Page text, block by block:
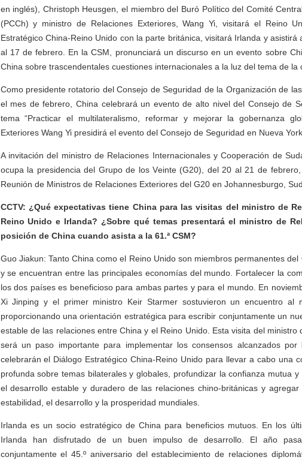
en inglés), Christoph Heusgen, el miembro del Buró Político del Comité
(PCCh) y ministro de Relaciones Exteriores, Wang Yi, visitará el Reino
Estratégico China-Reino Unido con la parte británica, visitará Irlanda y asistirá
al 17 de febrero. En la CSM, pronunciará un discurso en un evento sobre
China sobre trascendentales cuestiones internacionales a la luz del tema de la
Como presidente rotatorio del Consejo de Seguridad de la Organización de
el mes de febrero, China celebrará un evento de alto nivel del Consejo de
tema “Practicar el multilateralismo, reformar y mejorar la gobernanza
Exteriores Wang Yi presidirá el evento del Consejo de Seguridad en Nueva York.
A invitación del ministro de Relaciones Internacionales y Cooperación de
ocupa la presidencia del Grupo de los Veinte (G20), del 20 al 21 de
Reunión de Ministros de Relaciones Exteriores del G20 en Johannesburgo,
CCTV: ¿Qué expectativas tiene China para las visitas del ministro de
Reino Unido e Irlanda? ¿Sobre qué temas presentará el ministro de
posición de China cuando asista a la 61.ª CSM?
Guo Jiakun: Tanto China como el Reino Unido son miembros permanentes
y se encuentran entre las principales economías del mundo. Fortalecer la
los dos países es beneficioso para ambas partes y para el mundo. En
Xi Jinping y el primer ministro Keir Starmer sostuvieron un encuentro al
proporcionando una orientación estratégica para escribir conjuntamente un
estable de las relaciones entre China y el Reino Unido. Esta visita del ministro
será un paso importante para implementar los consensos alcanzados
celebrarán el Diálogo Estratégico China-Reino Unido para llevar a cabo una
profunda sobre temas bilaterales y globales, profundizar la confianza mutua
el desarrollo estable y duradero de las relaciones chino-británicas y
estabilidad, el desarrollo y la prosperidad mundiales.
Irlanda es un socio estratégico de China para beneficios mutuos. En los
Irlanda han disfrutado de un buen impulso de desarrollo. El año
conjuntamente el 45.º aniversario del establecimiento de relaciones